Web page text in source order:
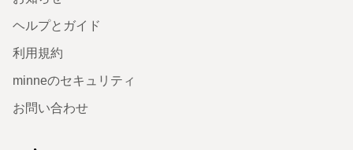
ヘルプとガイド
利用規約
minneのセキュリティ
お問い合わせ